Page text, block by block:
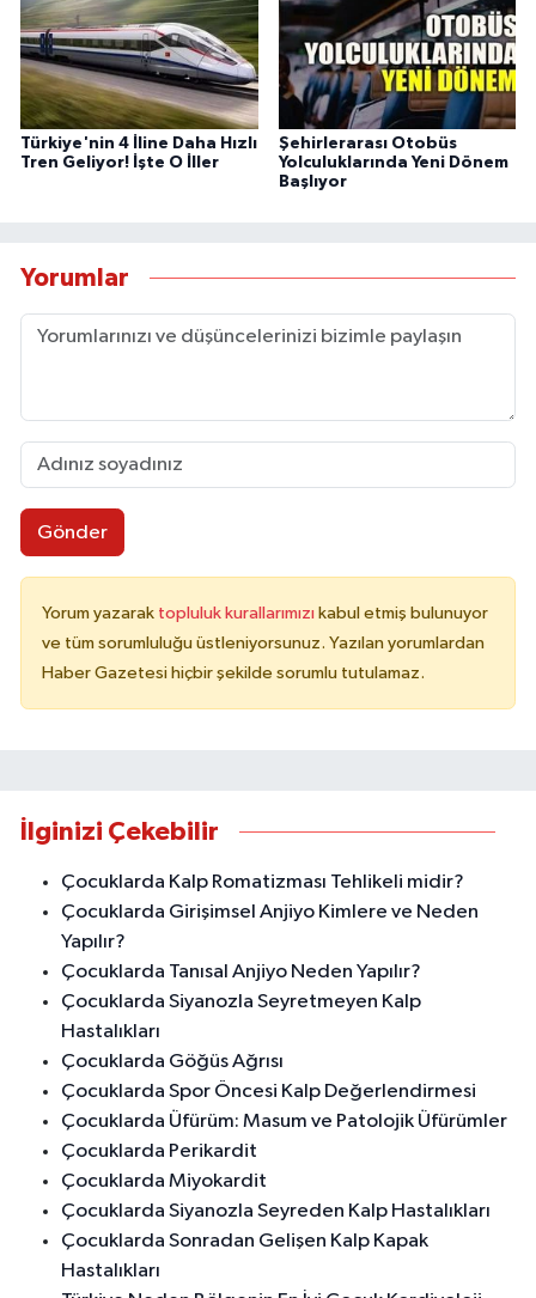
Türkiye'nin 4 İline Daha Hızlı
Tren Geliyor! İşte O İller
Şehirlerarası Otobüs
Yolculuklarında Yeni Dönem
Başlıyor
Yorumlar
Gönder
Yorum yazarak topluluk kurallarımızı kabul etmiş bulunuyor
ve tüm sorumluluğu üstleniyorsunuz. Yazılan yorumlardan
Haber Gazetesi hiçbir şekilde sorumlu tutulamaz.
İlginizi Çekebilir
Çocuklarda Kalp Romatizması Tehlikeli midir?
Çocuklarda Girişimsel Anjiyo Kimlere ve Neden
Yapılır?
Çocuklarda Tanısal Anjiyo Neden Yapılır?
Çocuklarda Siyanozla Seyretmeyen Kalp
Hastalıkları
Çocuklarda Göğüs Ağrısı
Çocuklarda Spor Öncesi Kalp Değerlendirmesi
Çocuklarda Üfürüm: Masum ve Patolojik Üfürümler
Çocuklarda Perikardit
Çocuklarda Miyokardit
Çocuklarda Siyanozla Seyreden Kalp Hastalıkları
Çocuklarda Sonradan Gelişen Kalp Kapak
Hastalıkları